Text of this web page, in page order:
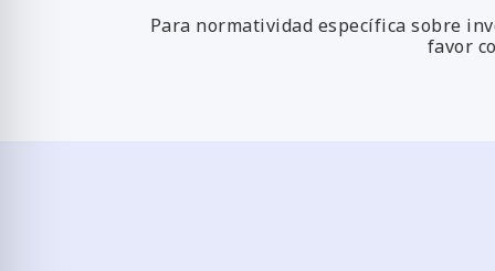
Para normatividad específica sobre
favor